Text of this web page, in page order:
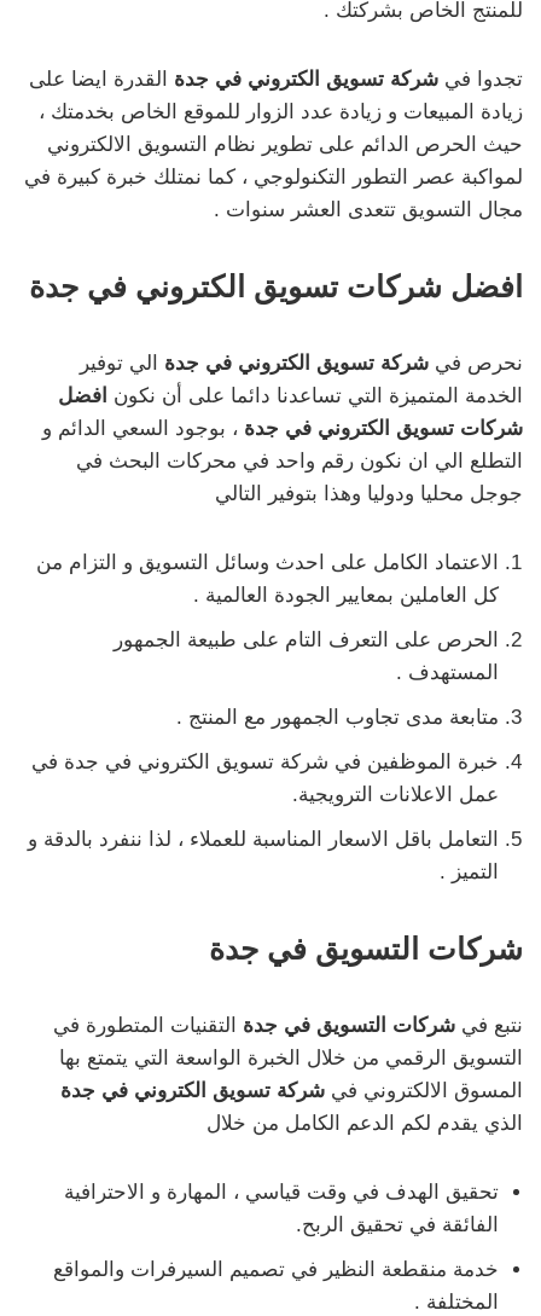
للمنتج الخاص بشركتك .
تجدوا في شركة تسويق الكتروني في جدة القدرة ايضا على
زيادة المبيعات و زيادة عدد الزوار للموقع الخاص بخدمتك ،
حيث الحرص الدائم على تطوير نظام التسويق الالكتروني
لمواكبة عصر التطور التكنولوجي ، كما نمتلك خبرة كبيرة في
مجال التسويق تتعدى العشر سنوات .
افضل شركات تسويق الكتروني في جدة
نحرص في شركة تسويق الكتروني في جدة الي توفير
الخدمة المتميزة التي تساعدنا دائما على أن نكون افضل
شركات تسويق الكتروني في جدة ، بوجود السعي الدائم و
التطلع الي ان نكون رقم واحد في محركات البحث في
جوجل محليا ودوليا وهذا بتوفير التالي
الاعتماد الكامل على احدث وسائل التسويق و التزام من
كل العاملين بمعايير الجودة العالمية .
الحرص على التعرف التام على طبيعة الجمهور
المستهدف .
متابعة مدى تجاوب الجمهور مع المنتج .
خبرة الموظفين في شركة تسويق الكتروني في جدة في
عمل الاعلانات الترويجية.
التعامل باقل الاسعار المناسبة للعملاء ، لذا ننفرد بالدقة و
التميز .
شركات التسويق في جدة
نتبع في شركات التسويق في جدة التقنيات المتطورة في
التسويق الرقمي من خلال الخبرة الواسعة التي يتمتع بها
المسوق الالكتروني في شركة تسويق الكتروني في جدة
الذي يقدم لكم الدعم الكامل من خلال
تحقيق الهدف في وقت قياسي ، المهارة و الاحترافية
الفائقة في تحقيق الربح.
خدمة منقطعة النظير في تصميم السيرفرات والمواقع
المختلفة .